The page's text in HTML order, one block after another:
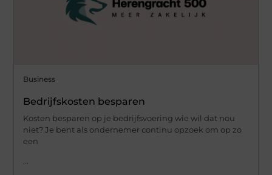
Business
Bedrijfskosten besparen
Kosten besparen op je bedrijfsvoering wie wil dat nou
niet? Je bent als ondernemer continu opzoek om op zo
een
...